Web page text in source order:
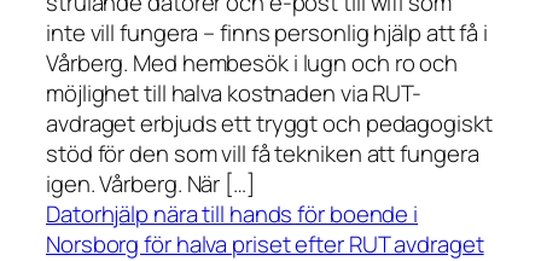
inte vill fungera – finns personlig hjälp att få i
Vårberg. Med hembesök i lugn och ro och
möjlighet till halva kostnaden via RUT-
avdraget erbjuds ett tryggt och pedagogiskt
stöd för den som vill få tekniken att fungera
igen. Vårberg. När […]
Datorhjälp nära till hands för boende i
Norsborg för halva priset efter RUT avdraget